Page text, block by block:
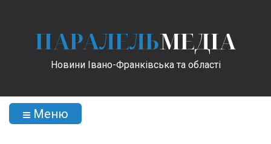
ПАРАЛЕЛЬМЕДІА
Новини Івано-Франківська та області
Меню